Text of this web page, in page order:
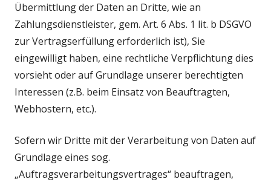
Übermittlung der Daten an Dritte, wie an
Zahlungsdienstleister, gem. Art. 6 Abs. 1 lit. b DSGVO
zur Vertragserfüllung erforderlich ist), Sie
eingewilligt haben, eine rechtliche Verpflichtung dies
vorsieht oder auf Grundlage unserer berechtigten
Interessen (z.B. beim Einsatz von Beauftragten,
Webhostern, etc.).
Sofern wir Dritte mit der Verarbeitung von Daten auf
Grundlage eines sog.
„Auftragsverarbeitungsvertrages“ beauftragen,